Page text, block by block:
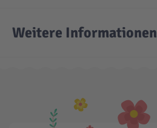
Weitere Informationen